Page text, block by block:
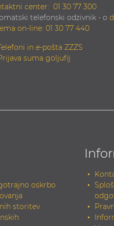
center: 01 30 77 300
telefonski odzivnik - o
on-line: 01 30 77 440
in e-pošta ZZZS
suma goljufij
oskrbo
storitev